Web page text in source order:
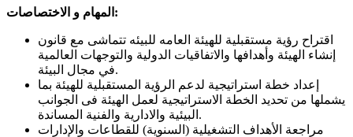
المهام و الاختصاصات:
اقتراح رؤية مستقبلية للهيئة العامه للبيئه تتماشى مع قانون
إنشاء الهيئة وأهدافها والاتفاقيات الدولية والتوجهات العالمية
في مجال البيئة.
إعداد خطة استراتيجية لدعم الرؤية المستقبلية للهيئة بما
يشملها من تحديد الخطة الاستراتيجية لعمل الهيئة فى الجوانب
البيئية والادارية والفنية المساندة.
مراجعة الأهداف التشغيلية (السنوية) للقطاعات والإدارات